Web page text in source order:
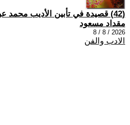
(42) قصيدة في تأبين الأديب محمد عبد حسن
مقداد مسعود
2026 / 8 / 8
الادب والفن